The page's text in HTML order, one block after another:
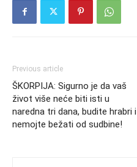
Previous article
ŠKORPIJA: Sigurno je da vaš
život više neće biti isti u
naredna tri dana, budite hrabri i
nemojte bežati od sudbine!